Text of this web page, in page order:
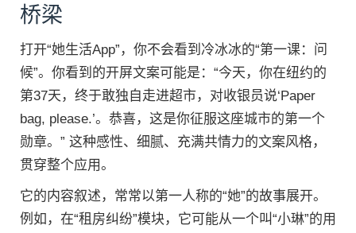
桥梁
打开“她生活App”，你不会看到冷冰冰的“第一课：问
候”。你看到的开屏文案可能是：“今天，你在纽约的
第37天，终于敢独自走进超市，对收银员说‘Paper
bag, please.’。恭喜，这是你征服这座城市的第一个
勋章。” 这种感性、细腻、充满共情力的文案风格，
贯穿整个应用。
它的内容叙述，常常以第一人称的“她”的故事展开。
例如，在“租房纠纷”模块，它可能从一个叫“小琳”的用